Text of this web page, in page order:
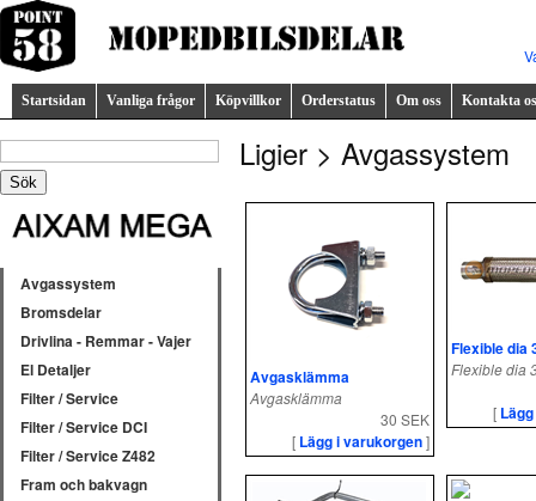
Startsidan Vanliga frågor Köpvillkor Orderstatus Om oss Kontakta
Avgassystem
Bromsdelar
Drivlina - Remmar - Vajer
El Detaljer
Filter / Service
Filter / Service DCI
Filter / Service Z482
Fram och bakvagn
Ligier > Avgassystem
Avgasklämma
Avgasklämma
30 SEK
[ Lägg i varukorgen]
Flexible dia
Flexible dia
[